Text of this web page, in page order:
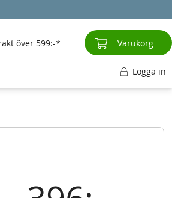
över 599:- Varukorg
Logga in